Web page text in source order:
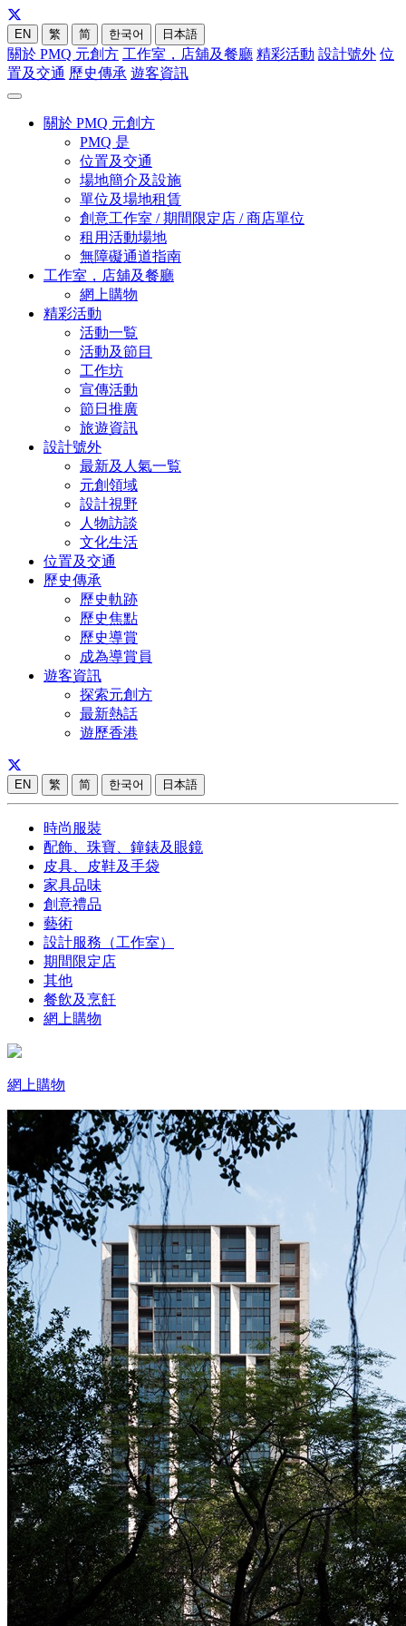
EN 繁 简 한국어 日本語
關於 PMQ 元創方 工作室，店舖及餐廳 精彩活動 設計號外 位
置及交通 歷史傳承 遊客資訊
關於 PMQ 元創方
PMQ 是
位置及交通
場地簡介及設施
單位及場地租賃
創意工作室 / 期間限定店 / 商店單位
租用活動場地
無障礙通道指南
工作室，店舖及餐廳
網上購物
精彩活動
活動一覧
活動及節目
工作坊
宣傳活動
節日推廣
旅遊資訊
設計號外
最新及人氣一覧
元創領域
設計視野
人物訪談
文化生活
位置及交通
歷史傳承
歷史軌跡
歷史焦點
歷史導賞
成為導賞員
遊客資訊
探索元創方
最新熱話
遊歷香港
EN 繁 简 한국어 日本語
時尚服裝
配飾、珠寶、鐘錶及眼鏡
皮具、皮鞋及手袋
家具品味
創意禮品
藝術
設計服務（工作室）
期間限定店
其他
餐飲及烹飪
網上購物
網上購物